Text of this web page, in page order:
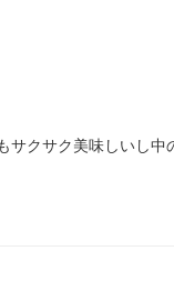
クサク美味しいし